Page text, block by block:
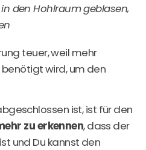
den Hohlraum geblasen,
teuer, weil mehr
wird, um den
ist, ist für den
zu erkennen, dass der
und Du kannst den